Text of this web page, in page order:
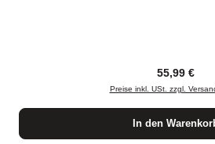
Regulärer
55,99 €
Preise inkl. USt. zzgl.
In den